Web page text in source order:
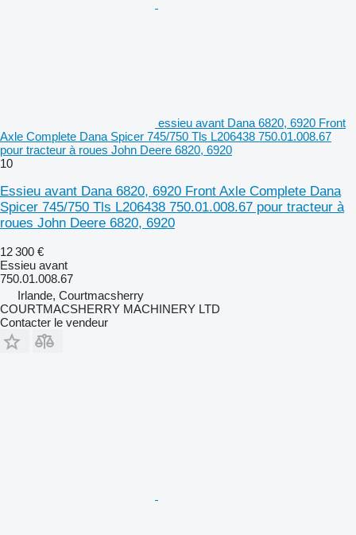
essieu avant Dana 6820, 6920 Front
Axle Complete Dana Spicer 745/750 Tls L206438 750.01.008.67
pour tracteur à roues John Deere 6820, 6920
10
Essieu avant Dana 6820, 6920 Front Axle Complete Dana
Spicer 745/750 Tls L206438 750.01.008.67 pour tracteur à
roues John Deere 6820, 6920
12 300 €
Essieu avant
750.01.008.67
Irlande, Courtmacsherry
COURTMACSHERRY MACHINERY LTD
Contacter le vendeur